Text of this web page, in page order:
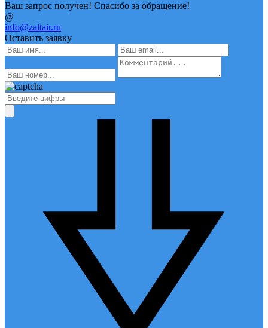
Ваш запрос получен! Спасибо за обращение!
@
info@zaltair.ru
Оставить заявку